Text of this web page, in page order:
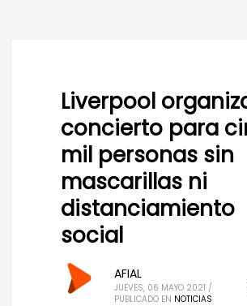
Liverpool
concierto para
mil personas sin
mascarillas ni
distanciamiento
social
AFIAL
JUEVES, 06 MAYO 2021 /
PUBLICADO EN NOTICIAS